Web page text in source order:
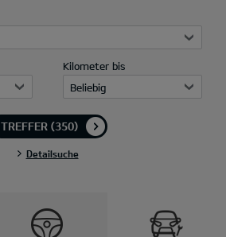
Kilometer bis
Beliebig
Detailsuche
TREFFER (350)